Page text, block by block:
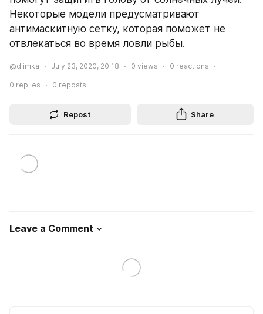
Некоторые модели предусматривают
антимаскитную сетку, которая поможет не
отвлекаться во время ловли рыбы.
@diimka July 23, 2020, 20:18 0 views 0 reactions
0 replies 0 reposts
Repost Share
Leave a Comment